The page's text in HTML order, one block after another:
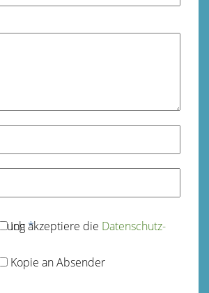
*
Ich akzeptiere die Datenschutz­
Kopie an Absender